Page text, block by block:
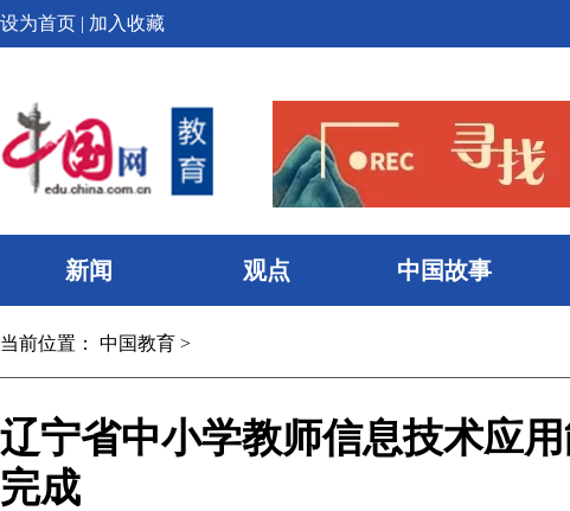
设为首页 | 加入收藏
新闻 观点 中国故事
当前位置： 中国教育 >
辽宁省中小学教师信息技术应
完成